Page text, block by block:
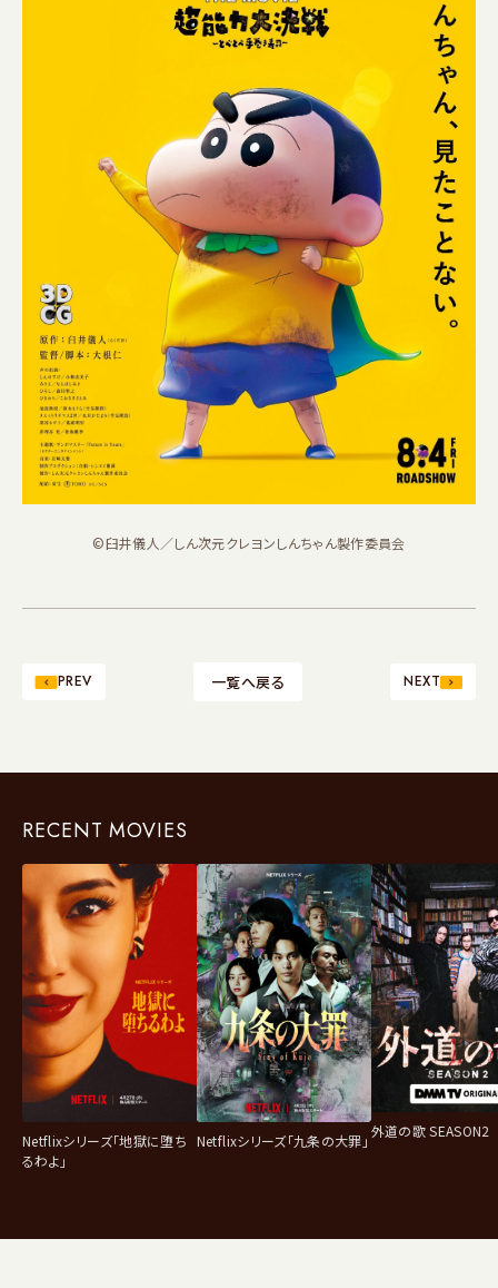
©臼井儀人／しん次元クレヨンしんちゃん製作委員会
PREV 一覧へ戻る NEXT
RECENT MOVIES
Netflixシリーズ「地獄に堕ち
るわよ」
Netflixシリーズ「九条の大罪」
外道の歌 SEASON2